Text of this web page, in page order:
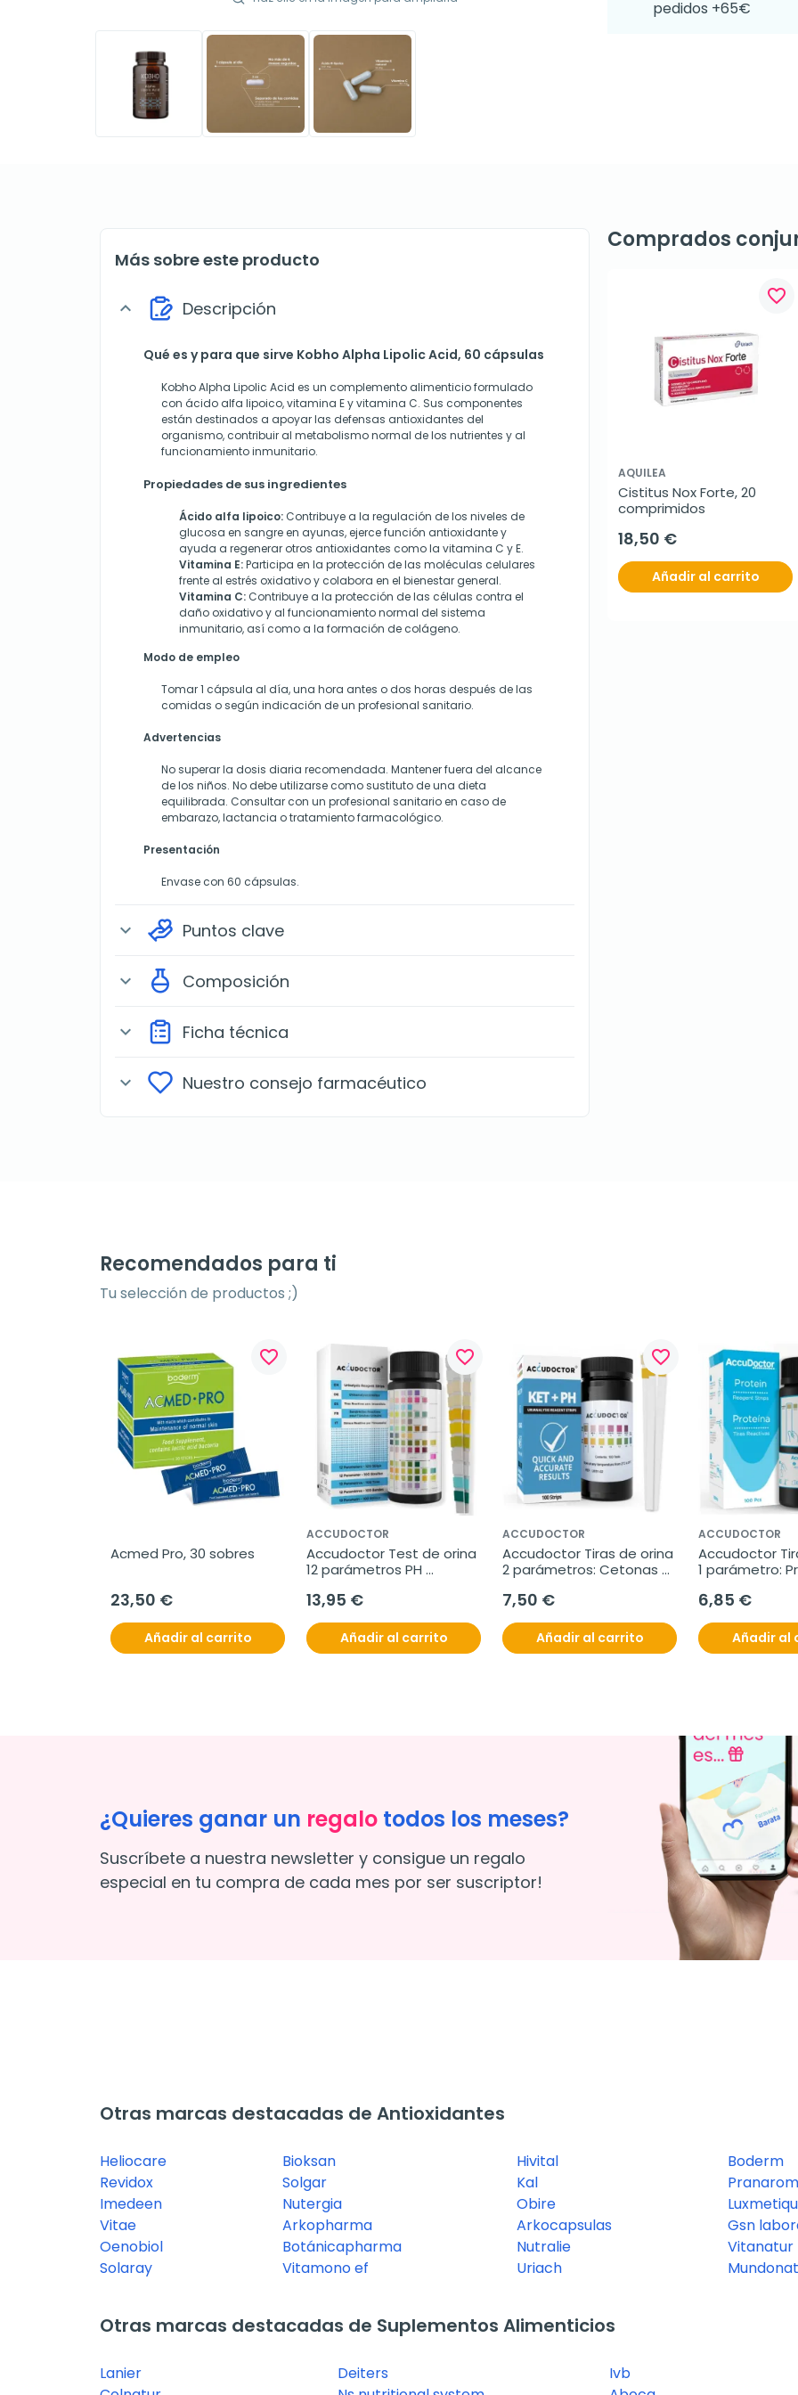
pedidos +65€
Más sobre este producto
expand_more Descripción
Qué es y para que sirve Kobho Alpha Lipolic Acid, 60 cápsulas
Kobho Alpha Lipolic Acid es un complemento alimenticio formulado
con ácido alfa lipoico, vitamina E y vitamina C. Sus componentes
están destinados a apoyar las defensas antioxidantes del
organismo, contribuir al metabolismo normal de los nutrientes y al
funcionamiento inmunitario.
Propiedades de sus ingredientes
Ácido alfa lipoico: Contribuye a la regulación de los niveles de
glucosa en sangre en ayunas, ejerce función antioxidante y
ayuda a regenerar otros antioxidantes como la vitamina C y E.
Vitamina E:Participa en la protección de las moléculas celulares
frente al estrés oxidativo y colabora en el bienestar general.
Vitamina C: Contribuye a la protección de las células contra el
daño oxidativo y al funcionamiento normal del sistema
inmunitario, así como a la formación de colágeno.
Modo de empleo
Tomar 1 cápsula al día, una hora antes o dos horas después de las
comidas o según indicación de un profesional sanitario.
Advertencias
No superar la dosis diaria recomendada. Mantener fuera del alcance
de los niños. No debe utilizarse como sustituto de una dieta
equilibrada. Consultar con un profesional sanitario en caso de
embarazo, lactancia o tratamiento farmacológico.
Presentación
Envase con 60 cápsulas.
expand_more Puntos clave
expand_more Composición
expand_more Ficha técnica
expand_more Nuestro consejo farmacéutico
Comprados
favorite_border
AQUILEA
Cistitus Nox Forte, 20
comprimidos
18,50 €
Añadir al carrito
Recomendados para ti
Tu selección de productos ;)
favorite_border
Acmed Pro, 30 sobres
23,50 €
Añadir al carrito
favorite_border
ACCUDOCTOR
Accudoctor Test de orina
12 parámetros PH
Glucosa, 100 Tiras
13,95 €
Añadir al carrito
favorite_border
ACCUDOCTOR
Accudoctor Tiras de orina
2 parámetros: Cetonas
7,50 €
Añadir al carrito
ACCUDOCTOR
Accudoctor
1 parámetro:
6,85 €
Añadir al
¿Quieres ganar un regalo todos los meses?
Suscríbete a nuestra newsletter y consigue un regalo
especial en tu compra de cada mes por ser suscriptor!
Otras marcas destacadas de Antioxidantes
Heliocare
Revidox
Imedeen
Vitae
Oenobiol
Solaray
Bioksan
Solgar
Nutergia
Arkopharma
Botánicapharma
Vitamono ef
Hivital
Kal
Obire
Arkocapsulas
Nutralie
Uriach
Boderm
Pranarom
Gsn
Vitanatur
Otras marcas destacadas de Suplementos Alimenticios
Lanier
Deiters
Ivb